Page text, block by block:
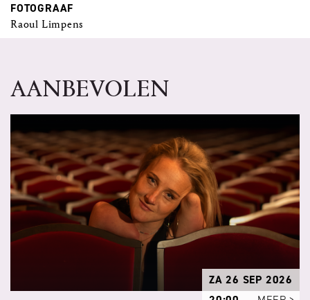
FOTOGRAAF
Raoul Limpens
AANBEVOLEN
ZA 26 SEP 2026